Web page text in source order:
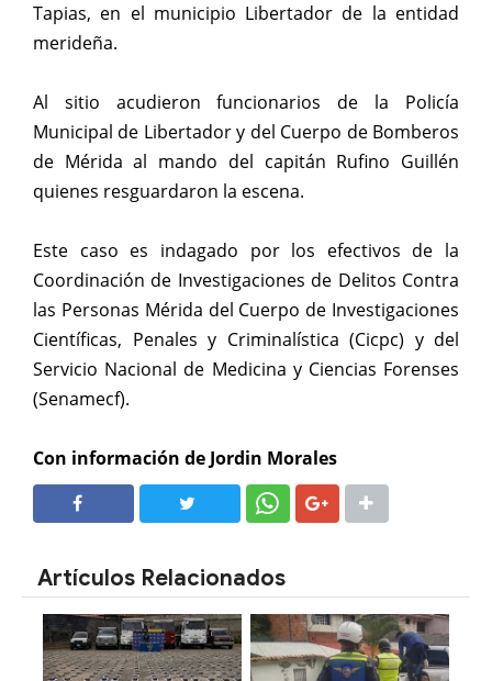
Tapias, en el municipio Libertador de la entidad
merideña.
Al sitio acudieron funcionarios de la Policía
Municipal de Libertador y del Cuerpo de Bomberos
de Mérida al mando del capitán Rufino Guillén
quienes resguardaron la escena.
Este caso es indagado por los efectivos de la
Coordinación de Investigaciones de Delitos Contra
las Personas Mérida del Cuerpo de Investigaciones
Científicas, Penales y Criminalística (Cicpc) y del
Servicio Nacional de Medicina y Ciencias Forenses
(Senamecf).
Con información de Jordin Morales
Artículos Relacionados